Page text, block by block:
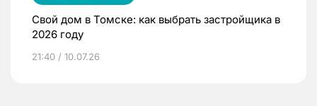
Свой дом в Томске: как выбрать застройщика в
2026 году
21:40 / 10.07.26